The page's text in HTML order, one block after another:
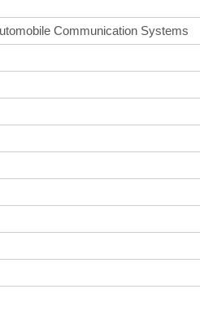
Communication Systems